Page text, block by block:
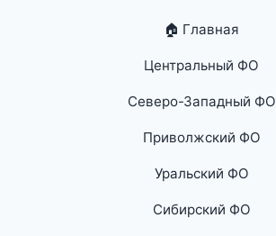
🏠 Главная
Центральный ФО
Северо-Западный ФО
Приволжский ФО
Уральский ФО
Сибирский ФО